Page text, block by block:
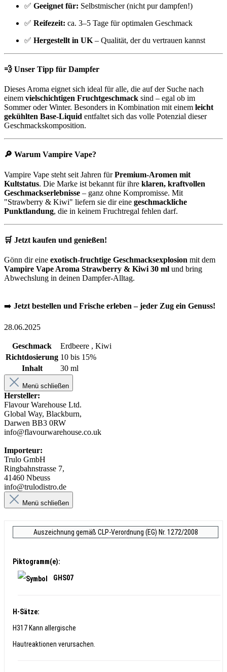
✅ Geeignet für: Selbstmischer (nicht pur dampfen!)
✅ Reifezeit: ca. 3–5 Tage für optimalen Geschmack
✅ Hergestellt in UK – Qualität, der du vertrauen kannst
💨 Unser Tipp für Dampfer
Dieses Aroma eignet sich ideal für alle, die auf der Suche nach
einem vielschichtigen Fruchtgeschmack sind – egal ob im
Sommer oder Winter. Besonders in Kombination mit einem leicht
gekühlten Base-Liquid entfaltet sich das volle Potenzial dieser
Geschmackskomposition.
🔎 Warum Vampire Vape?
Vampire Vape steht seit Jahren fürPremium-Aromen mit
Kultstatus. Die Marke ist bekannt für ihre klaren, kraftvollen
Geschmackserlebnisse – ganz ohne Kompromisse. Mit
"Strawberry & Kiwi" liefern sie dir eine geschmackliche
Punktlandung, die in keinem Fruchtregal fehlen darf.
🛒 Jetzt kaufen und genießen!
Gönn dir eine exotisch-fruchtige Geschmacksexplosion mit dem
Vampire Vape Aroma Strawberry & Kiwi 30 ml und bring
Abwechslung in deinen Dampfer-Alltag.
➡️ Jetzt bestellen und Frische erleben – jeder Zug ein Genuss!
28.06.2025
Geschmack
Erdbeere , Kiwi
Richtdosierung 10 bis 15%
Inhalt
30 ml
Menü schließen
Hersteller:
Flavour Warehouse Ltd.
Global Way, Blackburn,
Darwen BB3 0RW
info@flavourwarehouse.co.uk
Importeur:
Trulo GmbH
Ringbahnstrasse 7,
41460 Nbeuss
info@trulodistro.de
Menü schließen
Auszeichnung gemäß CLP-Verordnung (EG) Nr. 1272/2008
Piktogramm(e):
GHS07
H-Sätze:
H317 Kann allergische
Hautreaktionen verursachen.